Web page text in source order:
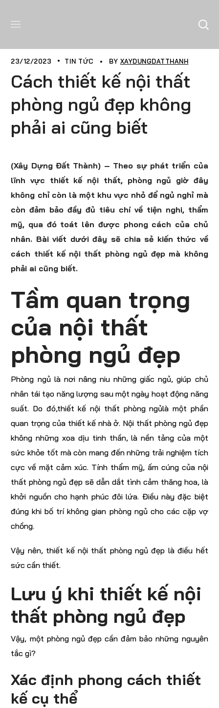
23/12/2023 TIN TỨC BY XAYDUNGDATTHANH
Cách thiết kế nội thất
phòng ngủ đẹp không
phải ai cũng biết
(Xây Dựng Đất Thành) – Theo sự phát triển của
lĩnh vực thiết kế nội thất, phòng ngủ giờ đây
không chỉ còn là một khu vực nhỏ để ngủ nghỉ mà
còn đảm bảo đầy đủ tiêu chí về tiện nghi, thẩm
mỹ, qua đó toát lên được phong cách của chủ
nhân. Bài viết dưới đây sẽ chia sẻ kiến thức về
cách thiết kế nội thất phòng ngủ đẹp mà không
phải ai cũng biết.
Tầm quan trọng
của nội thất
phòng ngủ đẹp
Phòng ngủ là nơi nâng niu những giấc ngủ, giúp chủ
nhân tái tạo năng lượng sau một ngày hoạt động năng
suất. Do đó,thiết kế nội thất phòng ngủlà một phần
quan trọng của thiết kế nhà ở. Nội thất phòng ngủ đẹp
không những xoa dịu tinh thần, là nền tảng của một
sức khỏe tốt mà còn mang đến những trải nghiệm tích
cực về mặt cảm xúc. Tính thẩm mỹ, ấm cúng của nội
thất phòng ngủ đẹp sẽ dẫn dắt tình cảm thăng hoa, là
khởi nguồn cho hạnh phúc đôi lứa. Điều này đặc biệt
đúng khi bố trí không gian phòng ngủ cho các cặp vợ
chồng.
Vậy nên, thiết kế nội thất phòng ngủ đẹp là điều hết
sức cần thiết.
Lưu ý khi thiết kế nội
thất phòng ngủ đẹp
Vậy, một phòng ngủ đẹp cần đảm bảo những nguyên
tắc gì?
Xác định phong cách thiết
kế cụ thể